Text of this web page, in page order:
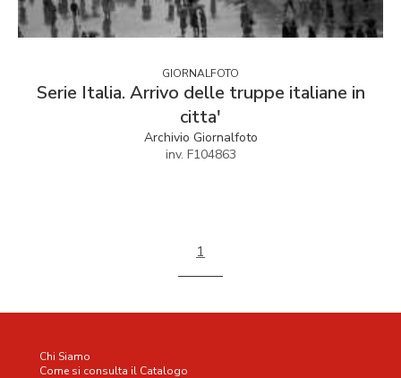
GIORNALFOTO
Serie Italia. Arrivo delle truppe italiane in
citta'
Archivio Giornalfoto
inv. F104863
1
Chi Siamo
Come si consulta il Catalogo